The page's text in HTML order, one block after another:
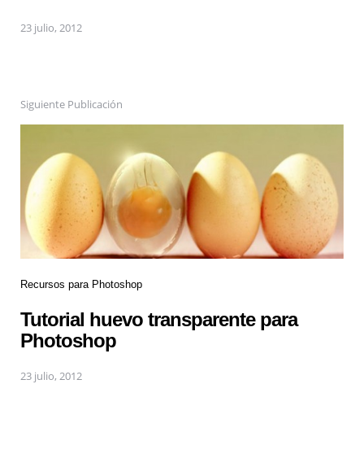
23 julio, 2012
Siguiente Publicación
Recursos para Photoshop
Tutorial huevo transparente para
Photoshop
23 julio, 2012